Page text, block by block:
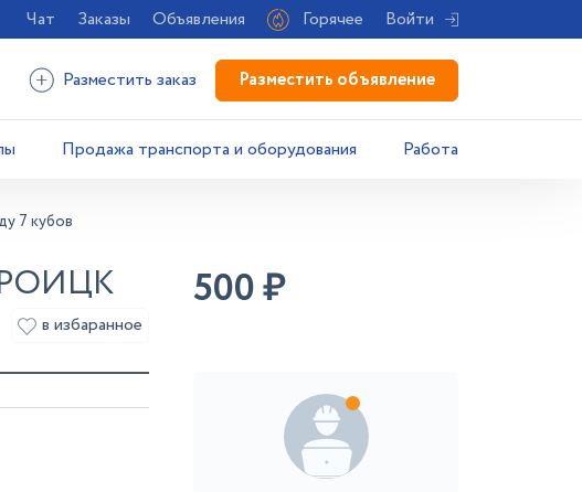
Чат Заказы Объявления Горячее Войти
Разместить заказ Разместить объявление
Продажа транспорта и оборудования Работа
7 кубов
в избаранное
500₽